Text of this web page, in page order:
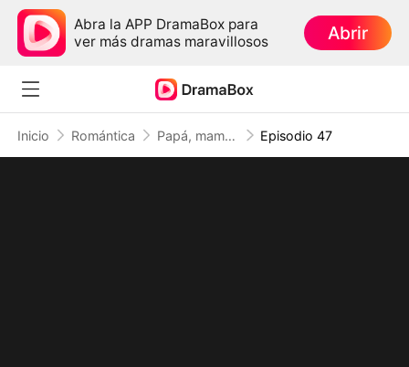
Abra la APP DramaBox para
ver más dramas maravillosos
Abrir
Inicio Romántica Papá, mamá se casó con un hombre mejor (Doblado) Episodio 47